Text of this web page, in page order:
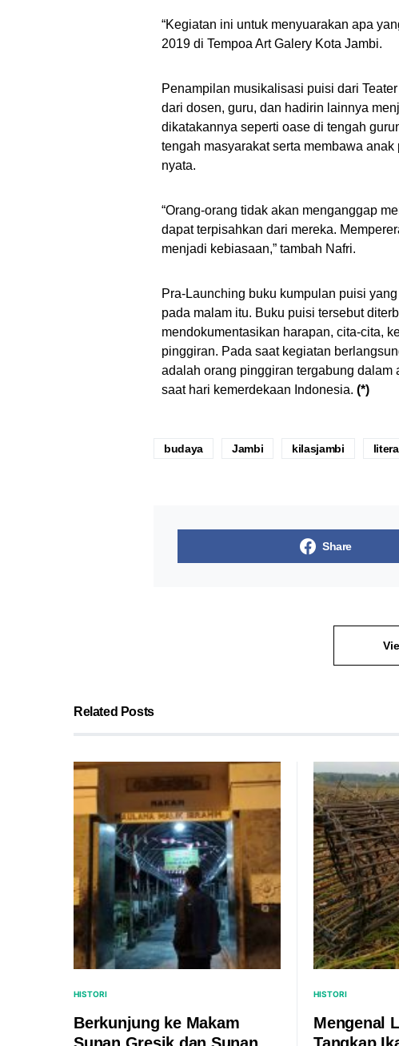
“Kegiatan ini untuk menyuarakan apa
2019 di Tempoa Art Galery Kota Jambi.
Penampilan musikalisasi puisi dari
dari dosen, guru, dan hadirin lainnya
dikatakannya seperti oase di tengah
tengah masyarakat serta membawa
nyata.
“Orang-orang tidak akan menganggap
dapat terpisahkan dari mereka.
menjadi kebiasaan,” tambah Nafri.
Pra-Launching buku kumpulan puisi
pada malam itu. Buku puisi tersebut
mendokumentasikan harapan, cita-cita,
pinggiran. Pada saat kegiatan
adalah orang pinggiran tergabung dalam
saat hari kemerdekaan Indonesia. (*)
budaya Jambi kilasjambi
Share
Related Posts
HISTORI
Berkunjung ke Makam
HISTORI
Mengenal